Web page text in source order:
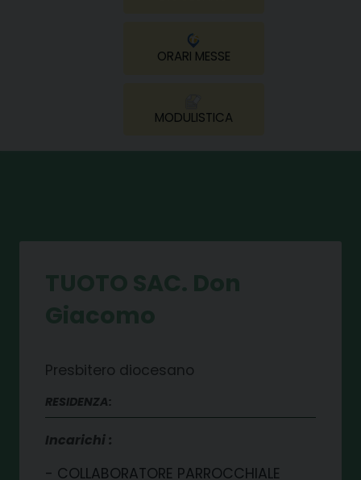
ORARI MESSE
MODULISTICA
Presbitero diocesano
RESIDENZA:
Incarichi
COLLABORATORE PARROCCHIALE